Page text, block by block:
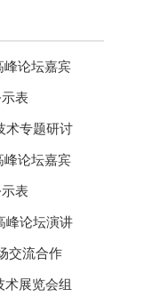
峰论坛嘉宾
表
术专题研讨
峰论坛嘉宾
表
峰论坛演讲
交流合作
术展览会组